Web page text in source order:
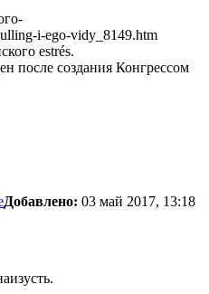
i-ego-vidy_8149.htm
estrés.
после создания Конгрессом
Добавлено: 03 май 2017, 13:18